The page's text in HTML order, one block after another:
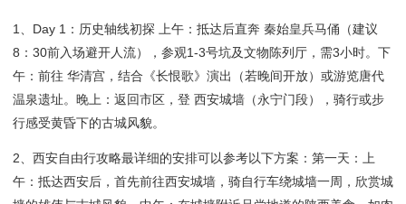
1、Day 1：历史轴线初探 上午：抵达后直奔 秦始皇兵马俑（建议
8：30前入场避开人流），参观1-3号坑及文物陈列厅，需3小时。下
午：前往 华清宫，结合《长恨歌》演出（若晚间开放）或游览唐代
温泉遗址。晚上：返回市区，登 西安城墙（永宁门段），骑行或步
行感受黄昏下的古城风貌。
2、西安自由行攻略最详细的安排可以参考以下方案：第一天：上
午：抵达西安后，首先前往西安城墙，骑自行车绕城墙一周，欣赏城